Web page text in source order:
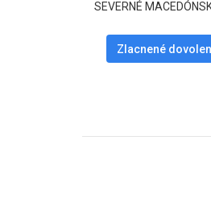
SEVERNÉ
Zlacnené